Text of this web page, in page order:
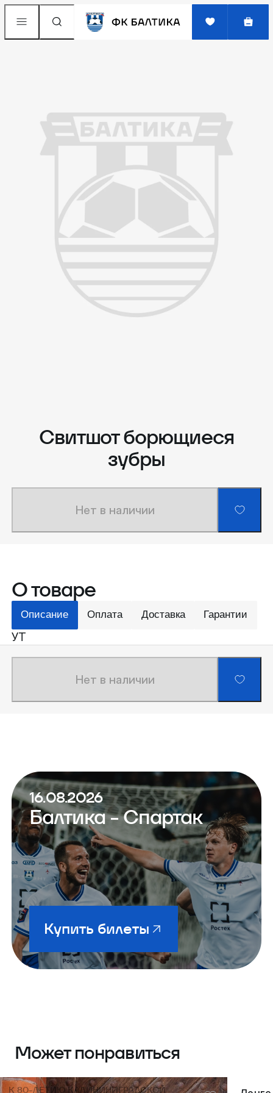
Свитшот борющиеся
зубры
Нет в наличии
О товаре
Описание Оплата Доставка Гарантии
УТ
Нет в наличии
16.08.2026
Балтика - Спартак
Купить билеты
Может понравиться
К 80-ЛЕТИЮ КАЛИНИНИГРАДСКОЙ